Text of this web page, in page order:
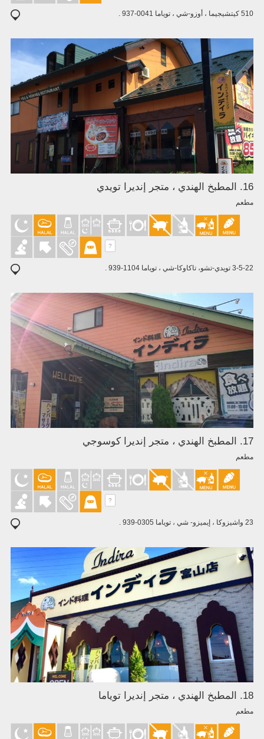
510 كيتشيجيما ، أوزو-شي ، توياما 0041-937 .
16. المطبخ الهندي ، متجر إنديرا تويدي
مطعم
?
3-5-22 تويدي-تشو، تاكاوكا-شي ، توياما 1104-939 .
17. المطبخ الهندي ، متجر إنديرا كوسوجي
مطعم
?
23 واشيزوكا ، إيميزو- شي ، توياما 0305-939 .
18. المطبخ الهندي ، متجر إنديرا توياما
مطعم